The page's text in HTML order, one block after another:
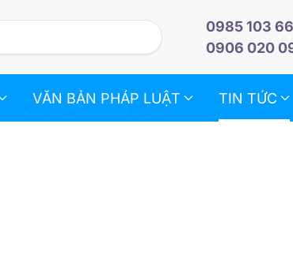
0985 103
0906 020
VĂN BẢN PHÁP LUẬT TIN TỨC